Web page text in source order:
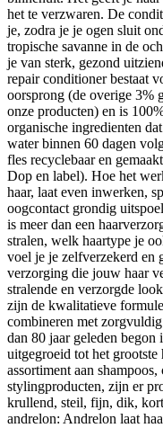
het te verzwaren. De
je, zodra je je ogen sluit
tropische savanne in de
je van sterk, gezond
repair conditioner bestaat
oorsprong (de overige 3%
onze producten) en is
organische ingredienten
water binnen 60 dagen
fles recyclebaar en
Dop en label). Hoe het
haar, laat even inwerken,
oogcontact grondig
is meer dan een
stralen, welk haartype je
voel je je zelfverzekerd en
verzorging die jouw haar
stralende en verzorgde
zijn de kwalitatieve
combineren met
dan 80 jaar geleden begon
uitgegroeid tot het
assortiment aan
stylingproducten, zijn er
krullend, steil, fijn, dik,
andrelon: Andrelon laat